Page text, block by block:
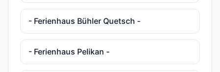
- Ferienhaus Bühler Quetsch -
- Ferienhaus Pelikan -